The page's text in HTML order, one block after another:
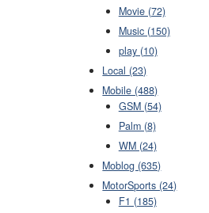
Movie (72)
Music (150)
play (10)
Local (23)
Mobile (488)
GSM (54)
Palm (8)
WM (24)
Moblog (635)
MotorSports (24)
F1 (185)